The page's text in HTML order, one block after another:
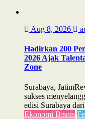
Aug 8, 2026
Hadirkan 200
2026 Ajak
Zone
Surabaya,
sukses
edisi Surabaya
Ekonomi Bisnis